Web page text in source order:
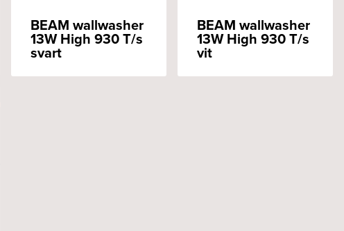
BEAM wallwasher
13W High 930 T/s
svart
BEAM wallwasher
13W High 930 T/s
vit